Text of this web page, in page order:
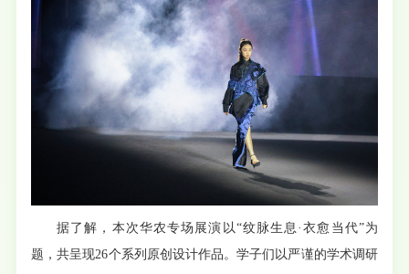
据了解，本次华农专场展演以“纹脉生息·衣愈当代”为
题，共呈现26个系列原创设计作品。学子们以严谨的学术调研